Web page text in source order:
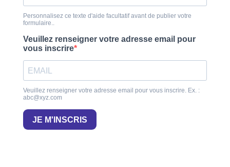
Personnalisez ce texte d'aide facultatif avant de publier votre
formulaire..
Veuillez renseigner votre adresse email pour
vous inscrire
Veuillez renseigner votre adresse email pour vous inscrire. Ex. :
abc@xyz.com
JE M'INSCRIS